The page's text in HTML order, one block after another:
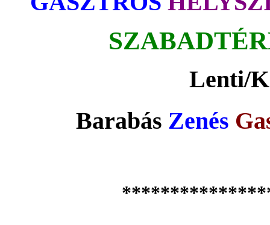
Lenti/
Barabás Zenés